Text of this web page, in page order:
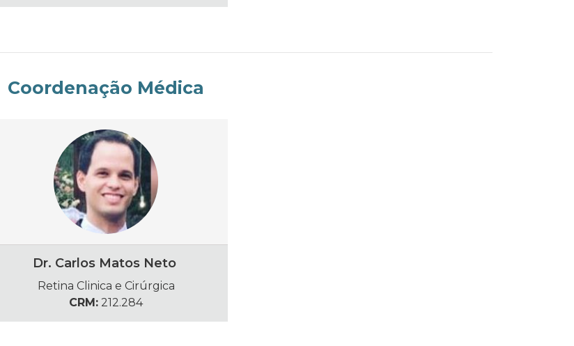
Coordenação Médica
Dr. Carlos Matos Neto
Retina Clinica e Cirúrgica
CRM: 212.284